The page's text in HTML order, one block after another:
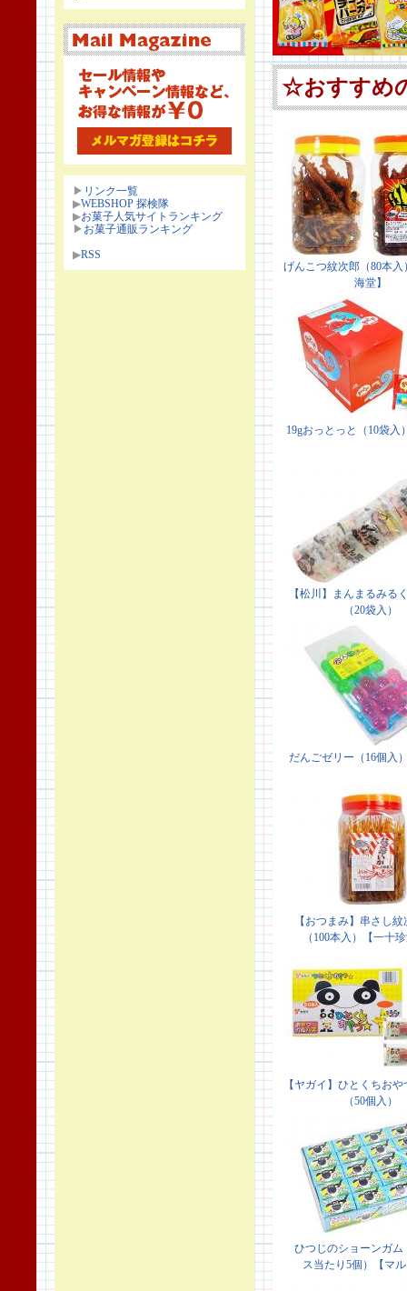
▶ リンク一覧
▶WEBSHOP 探検隊
▶お菓子人気サイトランキング
▶ お菓子通販ランキング
▶RSS